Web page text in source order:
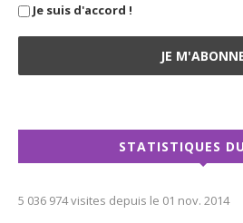
Je suis d'accord !
STATISTIQUES
5 036 974 visites depuis le 01 nov. 2014